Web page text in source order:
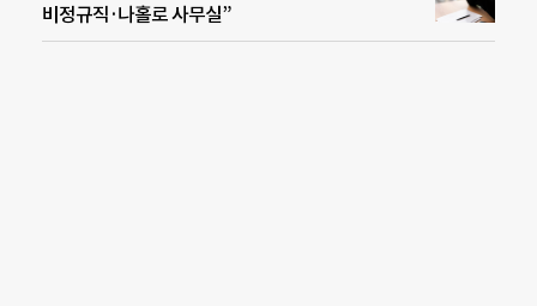
비정규직·나홀로 사무실”